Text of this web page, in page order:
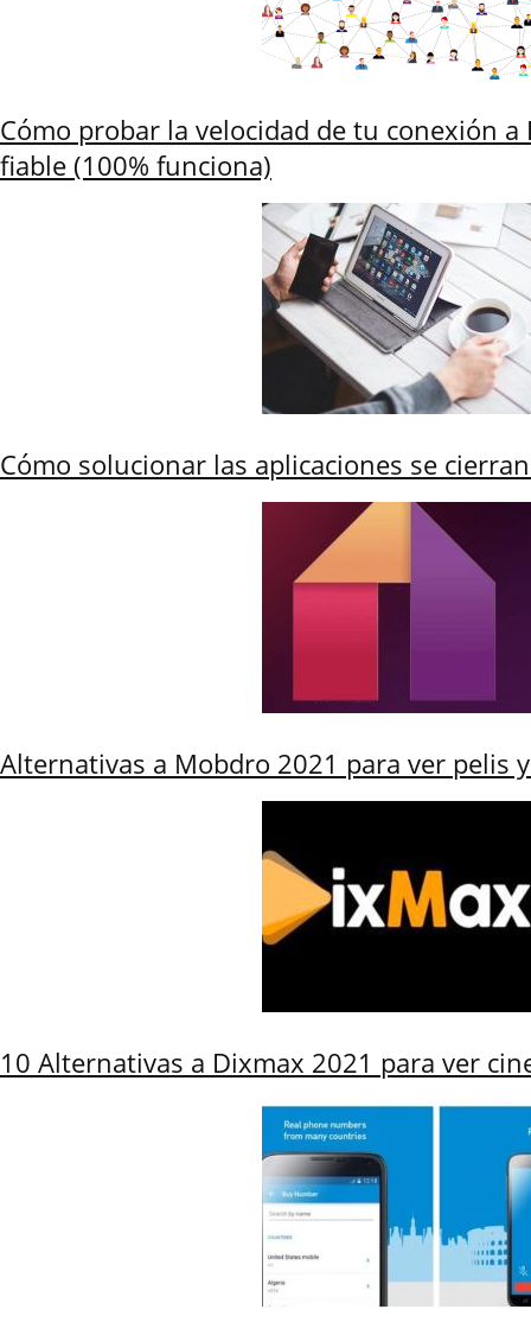
Cómo probar la velocidad de tu conexión
fiable (100% funciona)
Cómo solucionar las aplicaciones se
Alternativas a Mobdro 2021 para ver pelis
10 Alternativas a Dixmax 2021 para ver